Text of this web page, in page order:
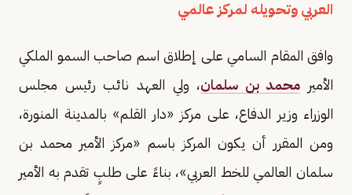
العربي وتحويله لمركز عالمي
وافق المقام السامي على إطلاق اسم صاحب السمو الملكي
الأمير محمد بن سلمان، ولي العهد نائب رئيس مجلس
الوزراء وزير الدفاع، على مركز «دار القلم» بالمدينة المنورة،
ومن المقرر أن يكون المركز باسم «مركز الأمير محمد بن
سلمان العالمي للخط العربي»، بناءً على طلبٍ تقدم به الأمير